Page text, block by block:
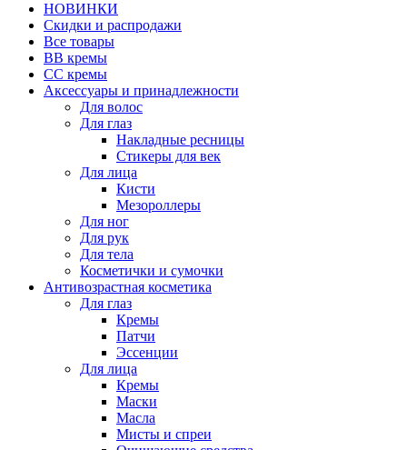
НОВИНКИ
Скидки и распродажи
Все товары
BB кремы
CC кремы
Аксессуары и принадлежности
Для волос
Для глаз
Накладные ресницы
Стикеры для век
Для лица
Кисти
Мезороллеры
Для ног
Для рук
Для тела
Косметички и сумочки
Антивозрастная косметика
Для глаз
Кремы
Патчи
Эссенции
Для лица
Кремы
Маски
Масла
Мисты и спреи